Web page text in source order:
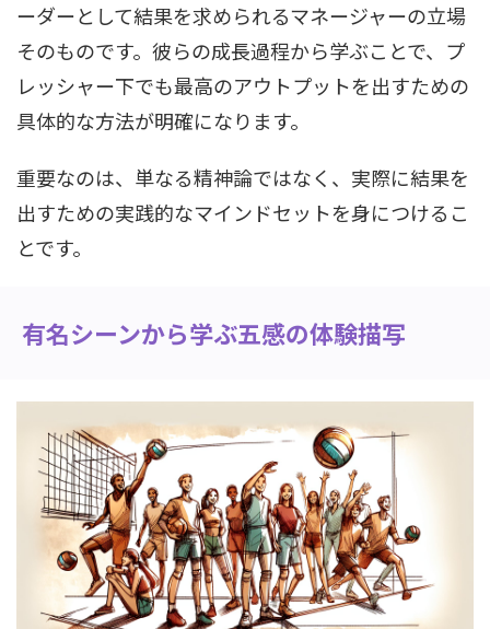
ーダーとして結果を求められるマネージャーの立場
そのものです。彼らの成長過程から学ぶことで、プ
レッシャー下でも最高のアウトプットを出すための
具体的な方法が明確になります。
重要なのは、単なる精神論ではなく、実際に結果を
出すための実践的なマインドセットを身につけるこ
とです。
有名シーンから学ぶ五感の体験描写